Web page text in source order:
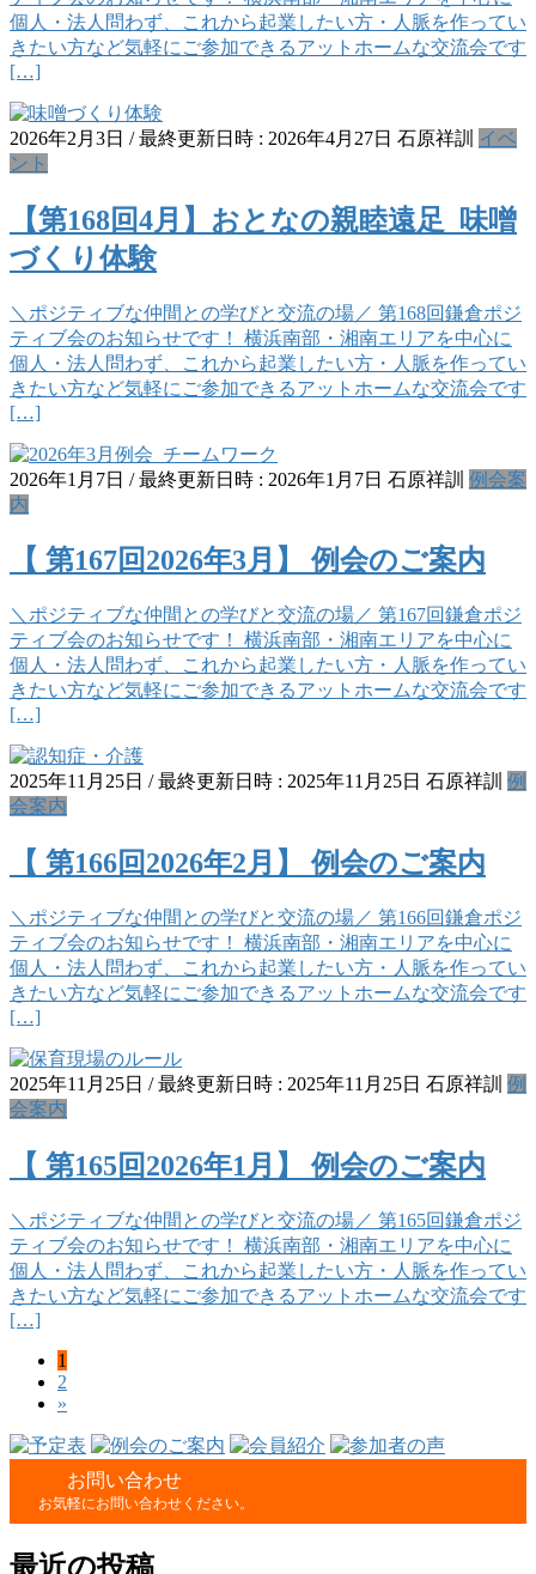
個人・法人問わず、これから起業したい方・人脈を作ってい
きたい方など気軽にご参加できるアットホームな交流会です
[…]
2026年2月3日 / 最終更新日時 : 2026年4月27日 石原祥訓
イベ
ント
【第168回4月】おとなの親睦遠足_味噌
づくり体験
＼ポジティブな仲間との学びと交流の場／ 第168回鎌倉ポジ
ティブ会のお知らせです！ 横浜南部・湘南エリアを中心に
個人・法人問わず、これから起業したい方・人脈を作ってい
きたい方など気軽にご参加できるアットホームな交流会です
[…]
2026年1月7日 / 最終更新日時 : 2026年1月7日 石原祥訓
例会案
内
【 第167回2026年3月】 例会のご案内
＼ポジティブな仲間との学びと交流の場／ 第167回鎌倉ポジ
ティブ会のお知らせです！ 横浜南部・湘南エリアを中心に
個人・法人問わず、これから起業したい方・人脈を作ってい
きたい方など気軽にご参加できるアットホームな交流会です
[…]
2025年11月25日 / 最終更新日時 : 2025年11月25日 石原祥訓
例
会案内
【 第166回2026年2月】 例会のご案内
＼ポジティブな仲間との学びと交流の場／ 第166回鎌倉ポジ
ティブ会のお知らせです！ 横浜南部・湘南エリアを中心に
個人・法人問わず、これから起業したい方・人脈を作ってい
きたい方など気軽にご参加できるアットホームな交流会です
[…]
2025年11月25日 / 最終更新日時 : 2025年11月25日 石原祥訓
例
会案内
【 第165回2026年1月】 例会のご案内
＼ポジティブな仲間との学びと交流の場／ 第165回鎌倉ポジ
ティブ会のお知らせです！ 横浜南部・湘南エリアを中心に
個人・法人問わず、これから起業したい方・人脈を作ってい
きたい方など気軽にご参加できるアットホームな交流会です
[…]
の
ー
ジ
固
定
ペ
ー
ジ
1
固
定
ペ
ー
ジ
2
»
お問い合わせ
お気軽にお問い合わせください。
最近の投稿